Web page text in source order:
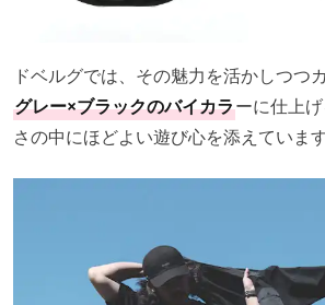
ドベルグでは、その魅力を活かしつつ
グレー×ブラックのバイカラーに仕上
さの中にほどよい遊び心を添えています